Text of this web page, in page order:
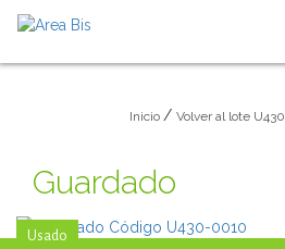
Inicio / Volver al lote U430
Guardado
Usado